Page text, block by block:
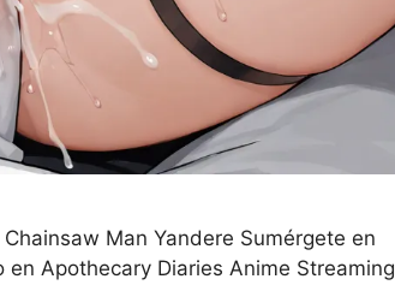
Man Yandere Sumérgete en
Apothecary Diaries Anime Streaming